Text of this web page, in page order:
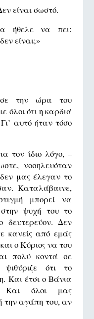
είναι σωστό.
ήθελε να πει:
είναι;»
την ώρα του
όλοι ότι η καρδιά
αυτό ήταν τόσο
τον ίδιο λόγο, –
νοσηλευόταν
μας έλεγαν το
Καταλάβαινε,
μπορεί να
ψυχή του το
δευτερεύον. Δεν
κανείς από εμάς
ο Κύριος να του
πολύ κοντά σε
ότι το
Και έτσι ο Βάνια
Και όλοι μας
την αγάπη του, αν